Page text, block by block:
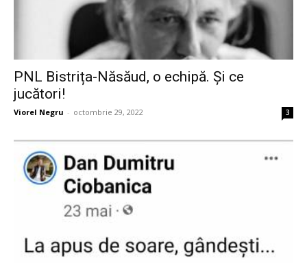
PNL Bistrița-Năsăud, o echipă. Și ce
jucători!
Viorel Negru - octombrie 29, 2022 3